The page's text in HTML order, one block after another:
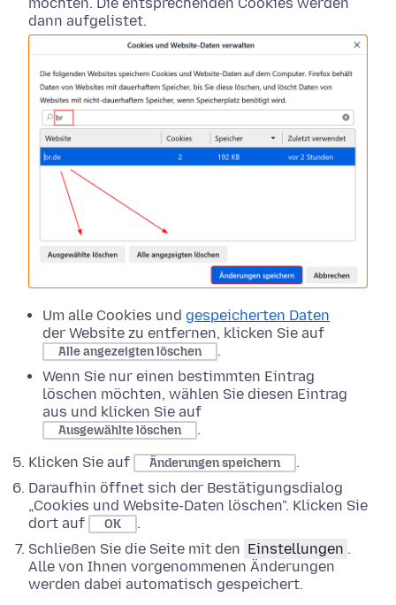
möchten. Die entsprechenden Cookies werden
dann aufgelistet.
Um alle Cookies und gespeicherten Daten
der Website zu entfernen, klicken Sie auf
Alle angezeigten löschen
.
Wenn Sie nur einen bestimmten Eintrag
löschen möchten, wählen Sie diesen Eintrag
aus und klicken Sie auf
Ausgewählte löschen
.
Klicken Sie auf
Änderungen speichern
.
Daraufhin öffnet sich der Bestätigungsdialog
„Cookies und Website-Daten löschen". Klicken Sie
dort auf
OK
.
Schließen Sie die Seite mit den Einstellungen .
Alle von Ihnen vorgenommenen Änderungen
werden dabei automatisch gespeichert.